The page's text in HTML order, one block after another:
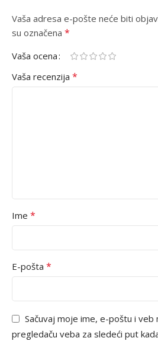
Vaša adresa e-pošte neće biti
su označena *
Vaša ocena
Vaša recenzija *
Ime *
E-pošta *
Sačuvaj moje ime, e-poštu i veb
pregledaču veba za sledeći put
Alternative: